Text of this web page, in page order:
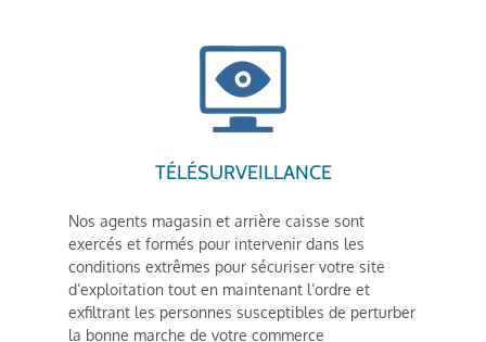
TÉLÉSURVEILLANCE
Nos agents magasin et arrière caisse sont
exercés et formés pour intervenir dans les
conditions extrêmes pour sécuriser votre site
d’exploitation tout en maintenant l’ordre et
exfiltrant les personnes susceptibles de perturber
la bonne marche de votre commerce